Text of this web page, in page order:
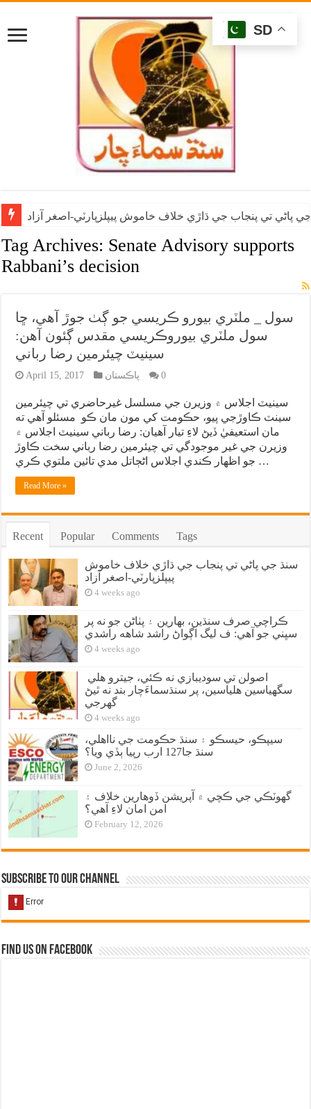
پاڻي تي پنجاب جي ڌاڙي خلاف خاموش پيپلزپارٽي-اصغر آزاد
Tag Archives: Senate Advisory supports
Rabbani’s decision
سول _ ملٽري بيورو ڪريسي جو ڳٺ جوڙ آهي، ڇا
سول ملٽري بيوروڪريسي مقدس ڳئون آهن:
سينيٽ چيئرمين رضا رباني
April 15, 2017 پاڪستان 0
سينيٽ اجلاس ۾ وزيرن جي مسلسل غيرحاضري تي چيئرمين
سينٽ ڪاوڙجي پيو، حڪومت کي مون مان ڪو مسئلو آهي ته
مان استعيفيٰ ڏيڻ لاءِ تيار آهيان: رضا رباني سينيٽ اجلاس ۾
وزيرن جي غير موجودگي تي چيئرمين رضا رباني سخت ڪاوڙ
جو اظهار ڪندي اجلاس اڻڄاتل مدي تائين ملتوي ڪري …
Read More »
Recent Popular Comments Tags
سنڌ جي پاڻي تي پنجاب جي ڌاڙي خلاف خاموش
پيپلزپارٽي-اصغر آزاد
4 weeks ago
ڪراچي صرف سنڌين، بهارين ۽ پٺاڻن جو نه پر
سڀني جو آهي: ف ليگ اڳواڻ راشد شاهه راشدي
4 weeks ago
سگهياسين هلياسين، پر سنڌسماءَچار بند نه ٿيڻ
گهرجي
4 weeks ago
سيپڪو، حيسڪو ۽ سنڌ حڪومت جي نااهلي،
سنڌ جا127 ارب رپيا ٻڏي ويا؟
June 2, 2026
گهوٽڪي جي ڪچي ۾ آپريشن ڏوهارين خلاف ۽
امن امان لاءِ آهي؟
February 12, 2026
Subscribe to our Channel
Find us on Facebook
SD